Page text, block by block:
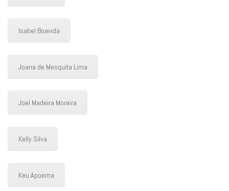
Isabel Boavida
Joana de Mesquita Lima
Joel Madeira Moreira
Kelly Silva
Keu Apoema